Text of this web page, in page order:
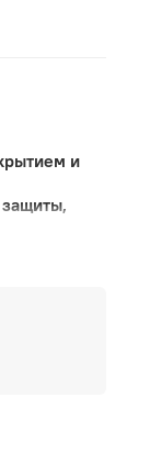
и
надежно